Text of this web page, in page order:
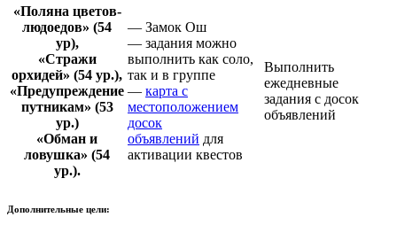
«Поляна цветов-
людоедов» (54
ур),
«Стражи
орхидей» (54 ур.),
«Предупреждение
путникам» (53
ур.)
«Обман и
ловушка» (54
ур.).
— Замок Ош
— задания можно
выполнить как соло,
так и в группе
— карта с
местоположением
досок
объявлений для
активации квестов
Выполнить
ежедневные
задания с досок
объявлений
Дополнительные цели: